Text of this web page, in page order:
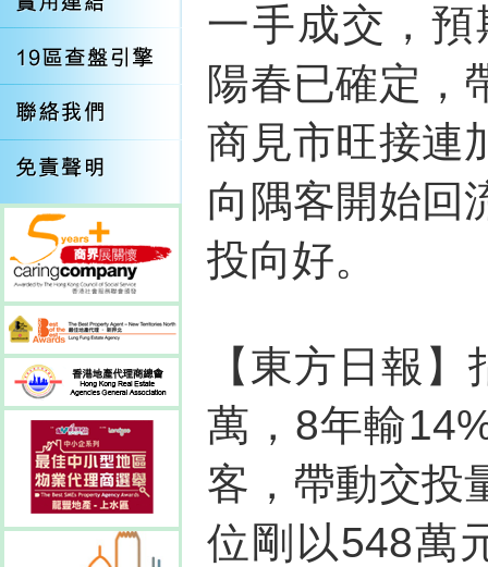
一手成交，
陽春已確定，
商見市旺接連
向隅客開始回
投向好。
【東方日報
萬，8年輸
客，帶動交投
位剛以548萬